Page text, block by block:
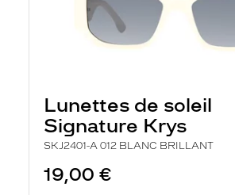
Lunettes de soleil
Signature Krys
SKJ2401-A 012 BLANC BRILLANT
19,00 €